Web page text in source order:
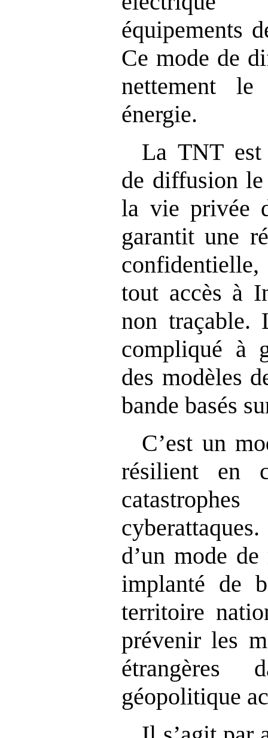
équipements
Ce mode de
nettement
énergie.
La TNT est
de diffusion le
la vie privée
garantit une
tout accès à
non traçable.
compliqué à
des modèles
bande basés
C’est un
résilient en
d’un mode
implanté de
territoire
prévenir les
étrangères
géopolitique